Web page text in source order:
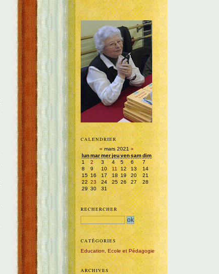
CALENDRIER
«mars 2021»
lunmarmerjeuvensamdim
1
2 3 4 5 6
7
8
9 10 11 12 13
14
15 16 17 18 19 20
21
22 23 24 25 26 27
28
29 30 31
RECHERCHER
CATÉGORIES
Education, Ecole et Pédagogie
ARCHIVES